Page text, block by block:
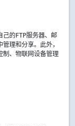
己的FTP服务器、邮
理和分享。此外，
制、物联网设备管理